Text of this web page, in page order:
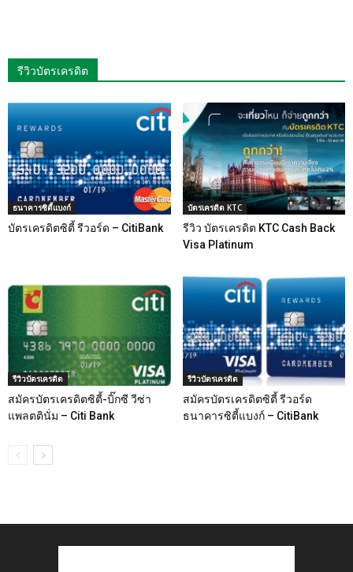
รีวิวบัตรเครดิต
ธนาคารซิตี้แบงก์
บัตรเครดิตซิตี้ รีวอร์ด – CitiBank
บัตรเครดิต KTC
รีวิว บัตรเครดิต KTC Cash Back
Visa Platinum
รีวิวบัตรเครดิต
สมัครบัตรเครดิตซิตี้-บิ๊กซี วีซ่า
แพลตตินั่ม – Citi Bank
รีวิวบัตรเครดิต
สมัครบัตรเครดิตซิตี้ รีวอร์ด
ธนาคารซิตี้แบงก์ – CitiBank